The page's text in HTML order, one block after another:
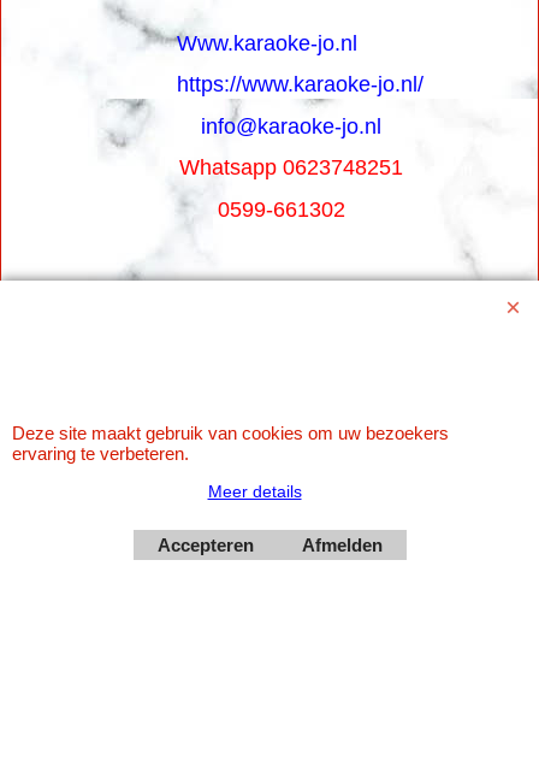
Www.karaoke-jo.nl
https://www.karaoke-jo.nl/
info@karaoke-jo.nl
Whatsapp 0623748251
0599-661302
Deze site maakt gebruik van cookies om uw bezoekers
ervaring te verbeteren.
Meer details
Accepteren Afmelden